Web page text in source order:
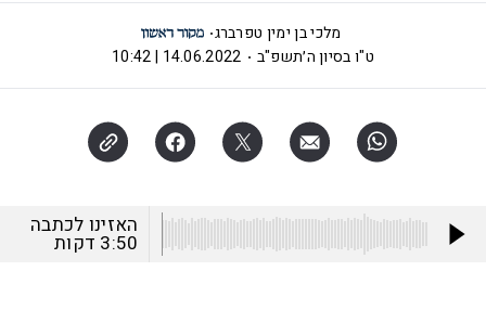
מלכי בן ימין טפרברג
ט"ו בסיון ה׳תשפ"ב
14.06.2022 | 10:42
האזינו לכתבה
3:50 דקות